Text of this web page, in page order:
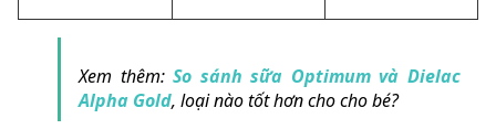
Xem thêm:So sánh sữa Optimum và Dielac
Alpha Gold, loại nào tốt hơn cho cho bé?